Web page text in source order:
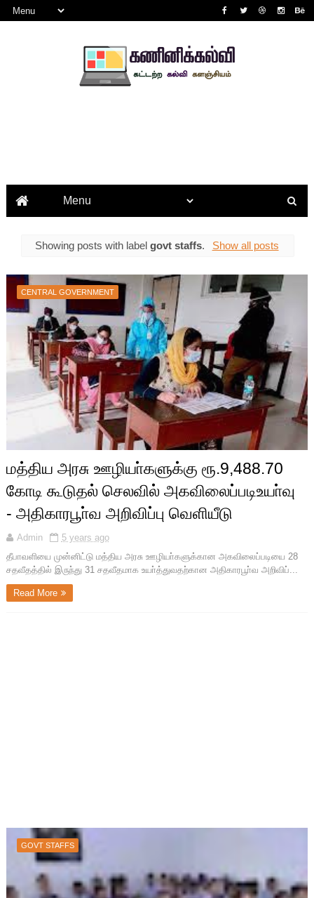
Showing posts with labelgovt staffs. Show all posts
CENTRAL GOVERNMENT
மத்திய அரசு ஊழியா்களுக்கு ரூ.9,488.70
கோடி கூடுதல் செலவில் அகவிலைப்படிஉயா்வு
- அதிகாரபூா்வ அறிவிப்பு வெளியீடு
Admin
5 years ago
தீபாவளியை முன்னிட்டு மத்திய அரசு ஊழியா்களுக்கான அகவிலைப்படியை 28
சதவீதத்தில் இருந்து 31 சதவீதமாக உயா்த்துவதற்கான அதிகாரபூா்வ அறிவிப்...
Read More
GOVT STAFFS